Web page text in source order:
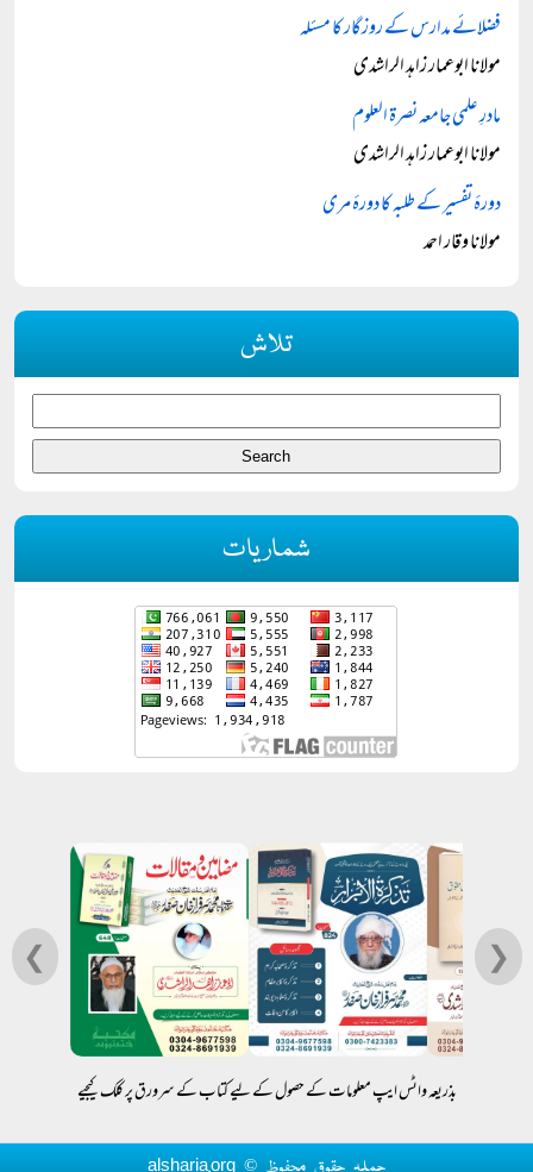
فضلائے مدارس کے روزگار کا مسئلہ
مولانا ابوعمار زاہد الراشدی
مادرِ علمی جامعہ نصرۃ العلوم
مولانا ابوعمار زاہد الراشدی
دورۂ تفسیر کے طلبہ کا دورۂ مری
مولانا وقار احمد
تلاش
شماریات
❮ ❯
بذریعہ واٹس ایپ معلومات کے حصول کے لیے کتاب کے سرورق پر کلک کیجیے
جملہ حقوق محفوظ © alsharia.org